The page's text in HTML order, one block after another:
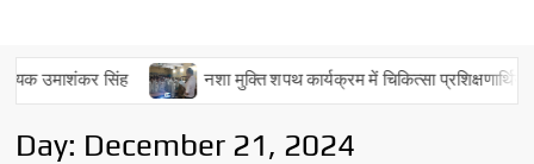
उमाशंकर सिंह नशा मुक्ति शपथ कार्यक्रम में चिकित्सा प्रशिक्षणार्थियों ने
Day: December 21, 2024